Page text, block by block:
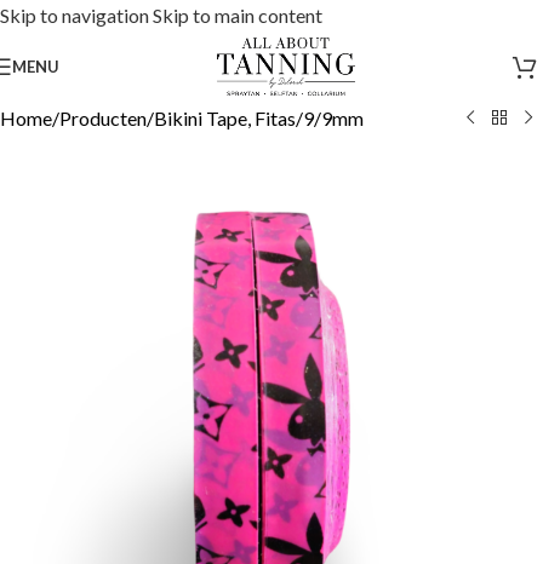
Skip to navigationSkip to main content
MENU
Home/Producten/Bikini Tape, Fitas/9/9mm